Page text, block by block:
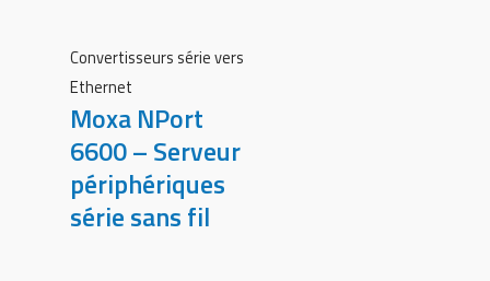
Convertisseurs série vers
Ethernet
Moxa NPort
6600 – Serveur
périphériques
série sans fil